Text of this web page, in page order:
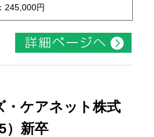
円
・ケアネット株式
）新卒